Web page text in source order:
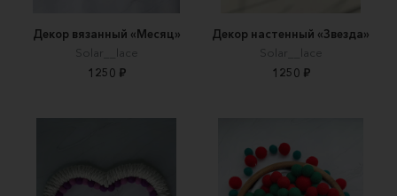
Декор вязанный «Месяц»
Solar__lace
1250 ₽
Декор настенный «Звезда»
Solar__lace
1250 ₽